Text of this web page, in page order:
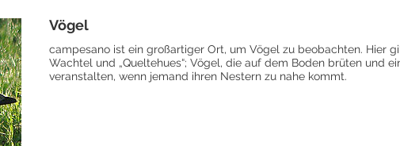
Vögel
campesano ist ein großartiger Ort, um Vögel zu beobachten. Hier
Wachtel und „Queltehues“; Vögel, die auf dem Boden brüten und
veranstalten, wenn jemand ihren Nestern zu nahe kommt.